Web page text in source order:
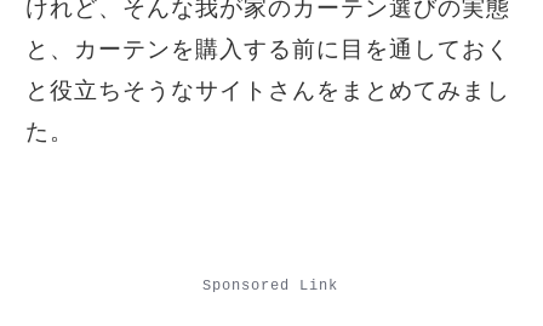
けれど、そんな我が家のカーテン選びの実態
と、カーテンを購入する前に目を通しておく
と役立ちそうなサイトさんをまとめてみまし
た。
Sponsored Link